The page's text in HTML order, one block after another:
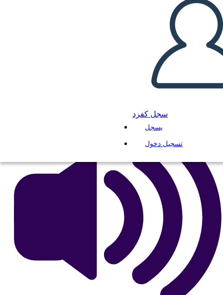
سجل كفرد
يسجل
تسجيل دخول
מגילת העצמאות - Grid חיבור